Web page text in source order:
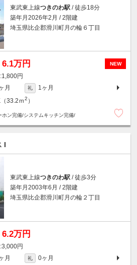
東武東上線つきのわ駅 / 徒歩18分
築年月2026年2月 / 2階建
埼玉県比企郡滑川町月の輪６丁目
NEW
6.1万円
1,800円
月 礼
1ヶ月
33.2ｍ2 ）
ホン完備/システムキッチン完備/
I
東武東上線つきのわ駅 / 徒歩3分
築年月2003年6月 / 2階建
埼玉県比企郡滑川町月の輪２丁目
6.2万円
3,000円
月 礼
0ヶ月